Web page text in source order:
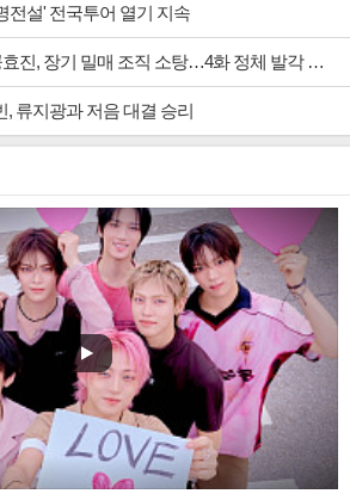
설' 전국투어 열기 지속
, 장기 밀매 조직 소탕…4화 정체 발각 위기 예고
, 류지광과 저음 대결 승리